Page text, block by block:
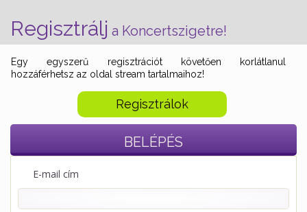
Regisztrálj a Koncertszigetre!
Egy egyszerű regisztrációt követően korlátlanul
hozzáférhetsz az oldal stream tartalmaihoz!
Regisztrálok
BELÉPÉS
E-mail cím